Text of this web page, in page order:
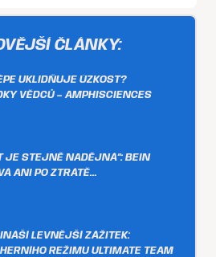
ČLÁNKY:
UKLIDŇUJE ÚZKOST?
VĚDCŮ – AMPHISCIENCES
JE STEJNĚ NADĚJNÁ“: BEIN
ANI PO ZTRÁTĚ…
LEVNĚJŠÍ ZÁŽITEK:
REŽIMU ULTIMATE TEAM